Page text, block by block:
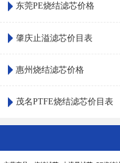
东莞PE烧结滤芯价格
肇庆止溢滤芯价目表
惠州烧结滤芯价格
茂名PTFE烧结滤芯价目表